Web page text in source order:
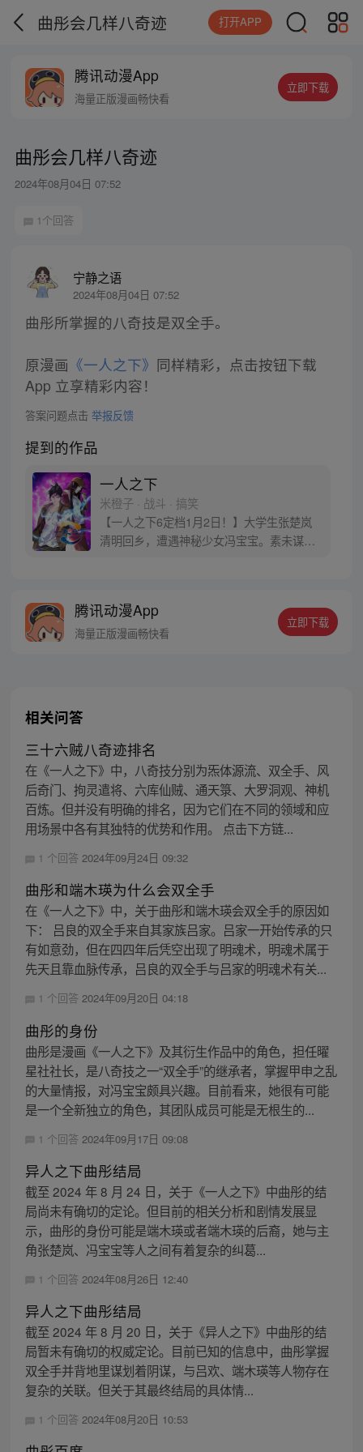
曲彤会几样八奇迹 打开APP
腾讯动漫App
海量正版漫画畅快看
立即下载
曲彤会几样八奇迹
2024年08月04日 07:52
1个回答
宁静之语
2024年08月04日 07:52
曲彤所掌握的八奇技是双全手。
原漫画 《一人之下》 同样精彩，点击按钮下载
App 立享精彩内容！
答案问题点击 举报反馈
提到的作品
一人之下
米橙子 · 战斗 · 搞笑
【一人之下6定档1月2日！】大学生张楚岚
清明回乡，遭遇神秘少女冯宝宝。素未谋面
密，张楚岚的生活被彻底颠覆，与冯宝宝一
同踏上“异人”之旅。
腾讯动漫App
海量正版漫画畅快看
立即下载
相关问答
三十六贼八奇迹排名
在《一人之下》中，八奇技分别为炁体源流、双全手、风
后奇门、拘灵遣将、六库仙贼、通天箓、大罗洞观、神机
百炼。但并没有明确的排名，因为它们在不同的领域和应
用场景中各有其独特的优势和作用。 点击下方链...
1 个回答 2024年09月24日 09:32
曲彤和端木瑛为什么会双全手
在《一人之下》中，关于曲彤和端木瑛会双全手的原因如
下： 吕良的双全手来自其家族吕家。吕家一开始传承的只
有如意劲，但在四四年后凭空出现了明魂术，明魂术属于
先天且靠血脉传承，吕良的双全手与吕家的明魂术有关...
1 个回答 2024年09月20日 04:18
曲彤的身份
曲彤是漫画《一人之下》及其衍生作品中的角色，担任曜
星社社长，是八奇技之一“双全手”的继承者，掌握甲申之乱
的大量情报，对冯宝宝颇具兴趣。目前看来，她很有可能
是一个全新独立的角色，其团队成员可能是无根生的...
1 个回答 2024年09月17日 09:08
异人之下曲彤结局
截至 2024 年 8 月 24 日，关于《一人之下》中曲彤的结
局尚未有确切的定论。但目前的相关分析和剧情发展显
示，曲彤的身份可能是端木瑛或者端木瑛的后裔，她与主
角张楚岚、冯宝宝等人之间有着复杂的纠葛...
1 个回答 2024年08月26日 12:40
异人之下曲彤结局
截至 2024 年 8 月 20 日，关于《异人之下》中曲彤的结
局暂未有确切的权威定论。目前已知的信息中，曲彤掌握
双全手并背地里谋划着阴谋，与吕欢、端木瑛等人物存在
复杂的关联。但关于其最终结局的具体情...
1 个回答 2024年08月20日 10:53